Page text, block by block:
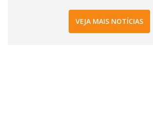
VEJA MAIS NOTÍCIAS